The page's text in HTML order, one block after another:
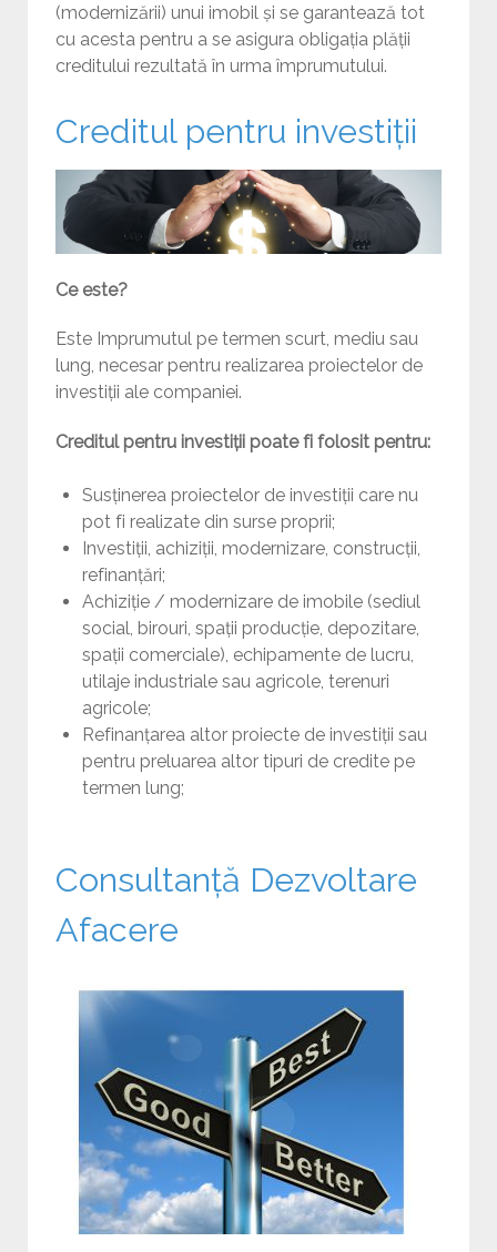
(modernizării) unui imobil și se garantează tot
cu acesta pentru a se asigura obligația plății
creditului rezultată în urma împrumutului.
Creditul pentru investiții
Ce este?
Este Imprumutul pe termen scurt, mediu sau
lung, necesar pentru realizarea proiectelor de
investiții ale companiei.
Creditul pentru investiții poate fi folosit pentru:
Susținerea proiectelor de investiții care nu
pot fi realizate din surse proprii;
Investiții, achiziții, modernizare, construcții,
refinanțări;
Achiziție / modernizare de imobile (sediul
social, birouri, spații producție, depozitare,
spații comerciale), echipamente de lucru,
utilaje industriale sau agricole, terenuri
agricole;
Refinanțarea altor proiecte de investiții sau
pentru preluarea altor tipuri de credite pe
termen lung;
Consultanță Dezvoltare
Afacere